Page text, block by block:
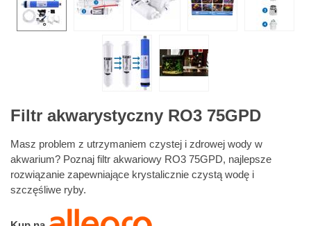
Filtr akwarystyczny RO3 75GPD
Masz problem z utrzymaniem czystej i zdrowej wody w
akwarium? Poznaj filtr akwariowy RO3 75GPD, najlepsze
rozwiązanie zapewniające krystalicznie czystą wodę i
szczęśliwe ryby.